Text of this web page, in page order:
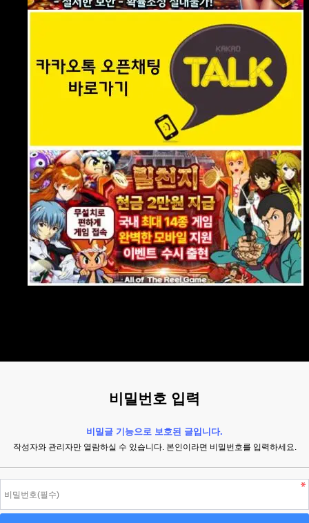
비밀번호 입력
비밀글 기능으로 보호된 글입니다.
작성자와 관리자만 열람하실 수 있습니다. 본인이라면 비밀번호를 입력하세요.